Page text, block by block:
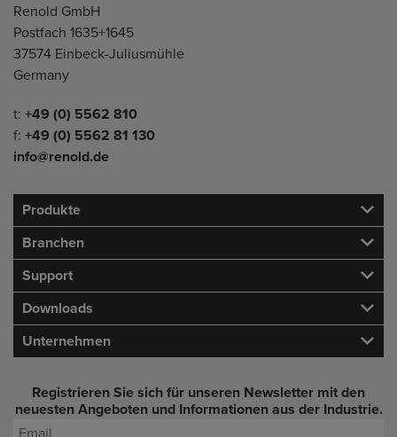
Adresse
Renold GmbH
Postfach 1635+1645
37574 Einbeck-Juliusmühle
Germany
Telefon/Fax
t: +49 (0) 5562 810
f: +49 (0) 5562 81 130
info@renold.de
Produkte
Branchen
Support
Downloads
Unternehmen
Registrieren Sie sich für unseren Newsletter mit den
neuesten Angeboten und Informationen aus der Industrie.